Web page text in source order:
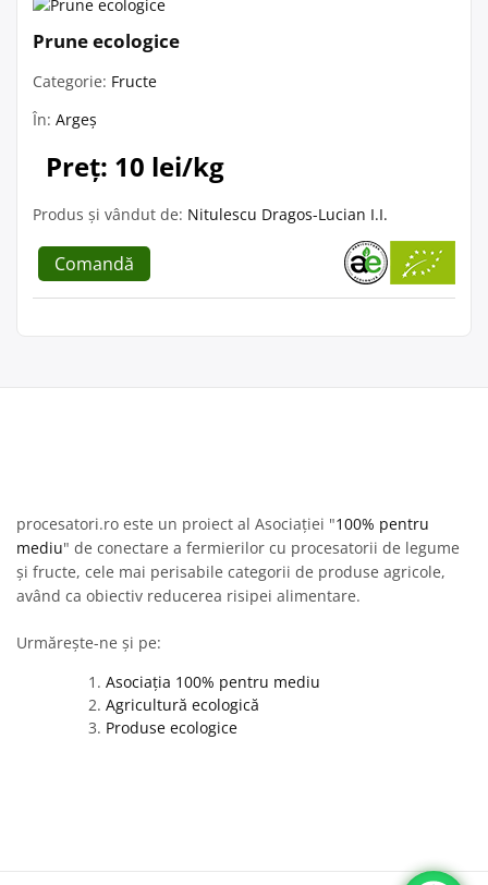
Prune ecologice
Categorie: Fructe
În: Argeș
Preț: 10 lei/kg
Produs și vândut de: Nitulescu Dragos-Lucian I.I.
Comandă
procesatori.ro este un proiect al Asociației "100% pentru
mediu" de conectare a fermierilor cu procesatorii de legume
și fructe, cele mai perisabile categorii de produse agricole,
având ca obiectiv reducerea risipei alimentare.
Urmărește-ne și pe:
Asociația 100% pentru mediu
Agricultură ecologică
Produse ecologice